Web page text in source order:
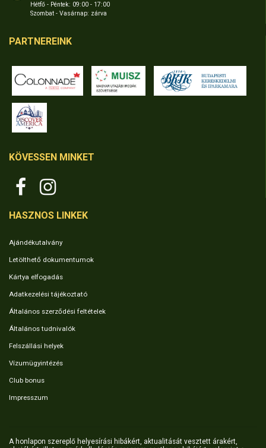
Hétfő - Péntek: 09:00 - 17:00
Szombat - Vasárnap: zárva
PARTNEREINK
KÖVESSEN MINKET
HASZNOS LINKEK
Ajándékutalvány
Letölthető dokumentumok
Kártya elfogadás
Adatkezelési tájékoztató
Általános szerződési feltételek
Általános tudnivalók
Felszállási helyek
Vízumügyintézés
Club bonus
Impresszum
A honlapon szereplő helyesírási hibákért, aktualitását vesztett árakért,